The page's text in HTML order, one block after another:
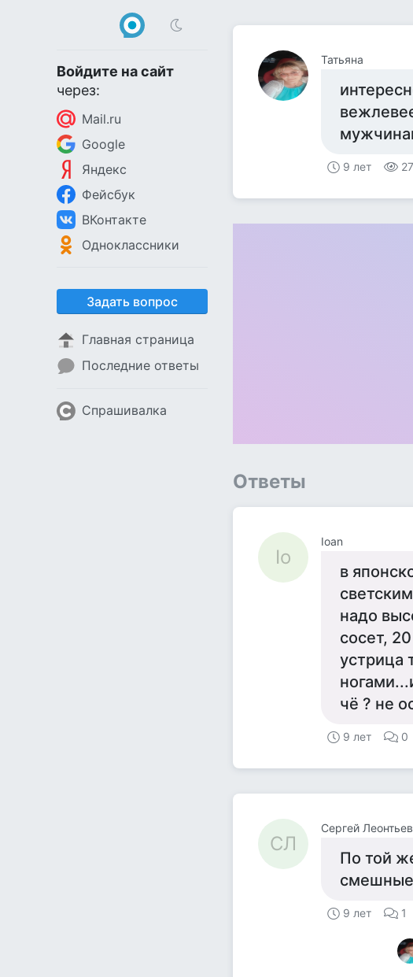
Войдите на сайт
через:
Mail.ru
Google
Яндекс
Фейсбук
ВКонтакте
Одноклассники
Задать вопрос
Главная страница
Последние ответы
Спрашивалка
Татьяна
9 лет
Ответы
Io
Ioan
в
надо
сосет,
устрица
чё ? не
9 лет 0
СЛ
Сергей Леонтьев
По той
9 лет 1